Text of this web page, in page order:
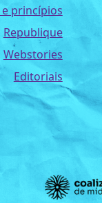
princípios
Republique
Webstories
Editoriais